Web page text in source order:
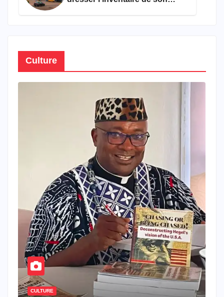
Culture
CULTURE